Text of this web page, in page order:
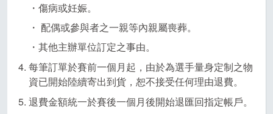
・傷病或妊娠。
・ 配偶或參與者之一親等內親屬喪葬。
・其他主辦單位訂定之事由。
每筆訂單於賽前一個月起，由於為選手量身定制之物
資已開始陸續寄出到貨，恕不接受任何理由退費。
退費金額統一於賽後一個月後開始退匯回指定帳戶。